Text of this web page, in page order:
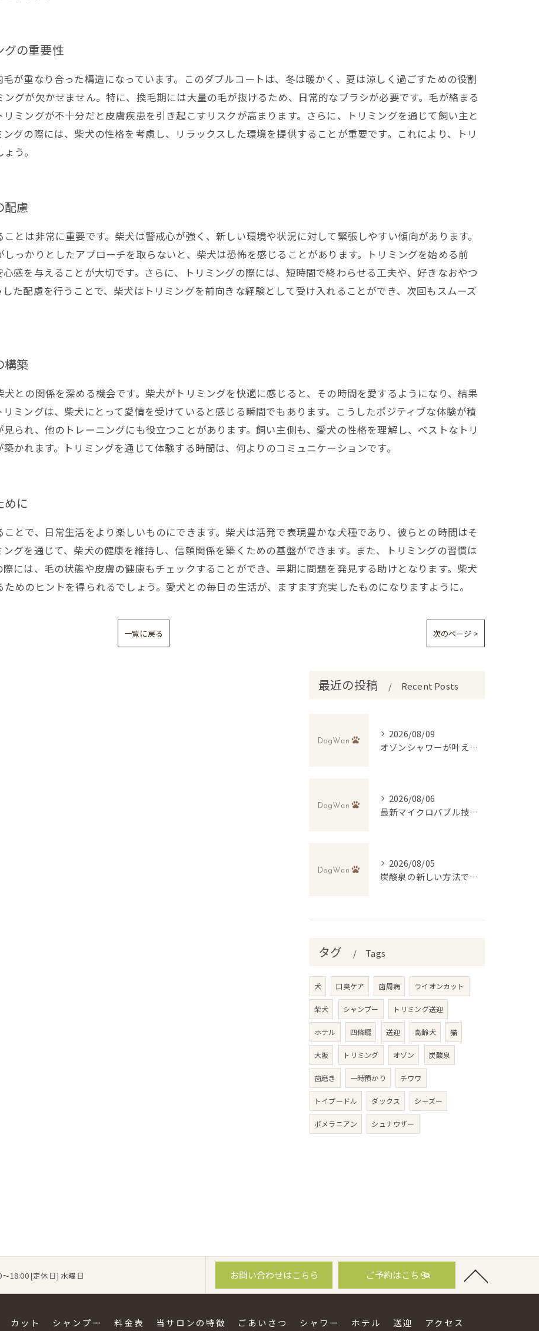
グの重要性
が重なり合った構造になっています。このダブルコートは、冬は暖かく、夏は涼しく過ごすための役割
グが欠かせません。特に、換毛期には大量の毛が抜けるため、日常的なブラシが必要です。毛が絡まる
ミングが不十分だと皮膚疾患を引き起こすリスクが高まります。さらに、トリミングを通じて飼い主と
グの際には、柴犬の性格を考慮し、リラックスした環境を提供することが重要です。これにより、トリ
う。
配慮
とは非常に重要です。柴犬は警戒心が強く、新しい環境や状況に対して緊張しやすい傾向があります。
っかりとしたアプローチを取らないと、柴犬は恐怖を感じることがあります。トリミングを始める前
感を与えることが大切です。さらに、トリミングの際には、短時間で終わらせる工夫や、好きなおやつ
た配慮を行うことで、柴犬はトリミングを前向きな経験として受け入れることができ、次回もスムーズ
構築
との関係を深める機会です。柴犬がトリミングを快適に感じると、その時間を愛するようになり、結果
ミングは、柴犬にとって愛情を受けていると感じる瞬間でもあります。こうしたポジティブな体験が積
られ、他のトレーニングにも役立つことがあります。飼い主側も、愛犬の性格を理解し、ベストなトリ
かれます。トリミングを通じて体験する時間は、何よりのコミュニケーションです。
めに
とで、日常生活をより楽しいものにできます。柴犬は活発で表現豊かな犬種であり、彼らとの時間はそ
グを通じて、柴犬の健康を維持し、信頼関係を築くための基盤ができます。また、トリミングの習慣は
には、毛の状態や皮膚の健康もチェックすることができ、早期に問題を発見する助けとなります。柴犬
めのヒントを得られるでしょう。愛犬との毎日の生活が、ますます充実したものになりますように。
一覧に戻る 次のページ >
最近の投稿 Recent Posts
2026/08/09
オゾンシャワーが叶える犬の毛穴ケアと消臭効果
2026/08/06
最新マイクロバブル技術で理想のふわふわ仕上げを実現するトリミング法
2026/08/05
炭酸泉の新しい方法で自宅再現と効果・デメリットを徹底比較
タグ Tags
犬 口臭ケア 歯周病 ライオンカット
柴犬 シャンプー トリミング送迎
ホテル 四條畷 送迎 高齢犬 猫
大阪 トリミング オゾン 炭酸泉
歯磨き 一時預かり チワワ
トイプードル ダックス シーズー
ポメラニアン シュナウザー
18:00 [定休日] 水曜日 お問い合わせはこちら ご予約はこちら
カット シャンプー 料金表 当サロンの特徴 ごあいさつ シャワー ホテル 送迎 アクセス